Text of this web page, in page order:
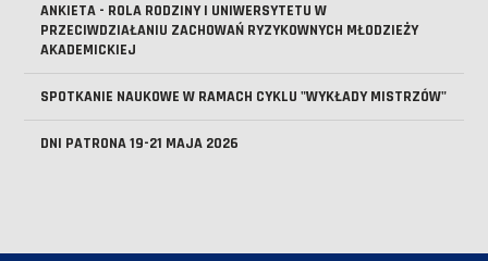
ANKIETA - ROLA RODZINY I UNIWERSYTETU W
PRZECIWDZIAŁANIU ZACHOWAŃ RYZYKOWNYCH MŁODZIEŻY
AKADEMICKIEJ
SPOTKANIE NAUKOWE W RAMACH CYKLU "WYKŁADY MISTRZÓW"
DNI PATRONA 19-21 MAJA 2026